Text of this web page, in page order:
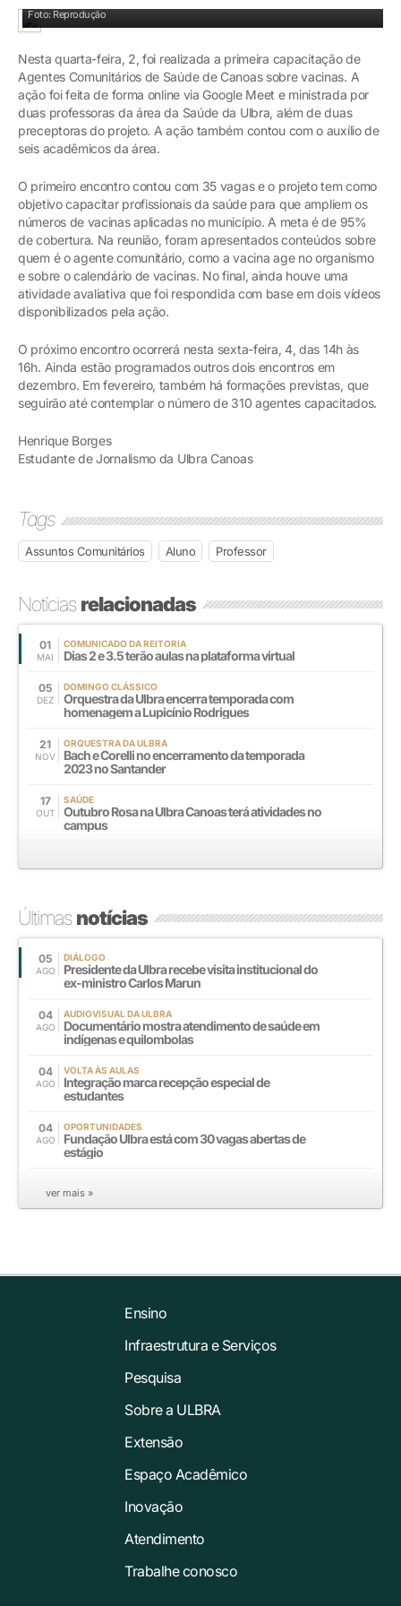
Foto: Reprodução
Nesta quarta-feira, 2, foi realizada a primeira capacitação de
Agentes Comunitários de Saúde de Canoas sobre vacinas. A
ação foi feita de forma online via Google Meet e ministrada por
duas professoras da área da Saúde da Ulbra, além de duas
preceptoras do projeto. A ação também contou com o auxílio de
seis acadêmicos da área.
O primeiro encontro contou com 35 vagas e o projeto tem como
objetivo capacitar profissionais da saúde para que ampliem os
números de vacinas aplicadas no município. A meta é de 95%
de cobertura. Na reunião, foram apresentados conteúdos sobre
quem é o agente comunitário, como a vacina age no organismo
e sobre o calendário de vacinas. No final, ainda houve uma
atividade avaliativa que foi respondida com base em dois vídeos
disponibilizados pela ação.
O próximo encontro ocorrerá nesta sexta-feira, 4, das 14h às
16h. Ainda estão programados outros dois encontros em
dezembro. Em fevereiro, também há formações previstas, que
seguirão até contemplar o número de 310 agentes capacitados.
Henrique Borges
Estudante de Jornalismo da Ulbra Canoas
Tags
Assuntos Comunitários Aluno Professor
Notíciasrelacionadas
01
MAI
COMUNICADO DA REITORIA
Dias 2 e 3.5 terão aulas na plataforma virtual
05
DEZ
DOMINGO CLÁSSICO
Orquestra da Ulbra encerra temporada com
homenagem a Lupicínio Rodrigues
21
NOV
ORQUESTRA DA ULBRA
Bach e Corelli no encerramento da temporada
2023 no Santander
17
OUT
SAÚDE
Outubro Rosa na Ulbra Canoas terá atividades no
campus
Últimasnotícias
05
AGO
DIÁLOGO
Presidente da Ulbra recebe visita institucional do
ex-ministro Carlos Marun
04
AGO
AUDIOVISUAL DA ULBRA
Documentário mostra atendimento de saúde em
indígenas e quilombolas
04
AGO
VOLTA ÀS AULAS
Integração marca recepção especial de
estudantes
04
AGO
OPORTUNIDADES
Fundação Ulbra está com 30 vagas abertas de
estágio
ver mais »
Ensino
Infraestrutura e Serviços
Pesquisa
Sobre a ULBRA
Extensão
Espaço Acadêmico
Inovação
Atendimento
Trabalhe conosco